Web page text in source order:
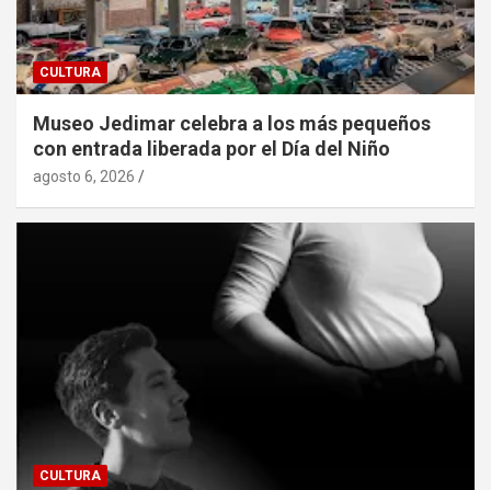
CULTURA
Museo Jedimar celebra a los más pequeños
con entrada liberada por el Día del Niño
agosto 6, 2026
CULTURA